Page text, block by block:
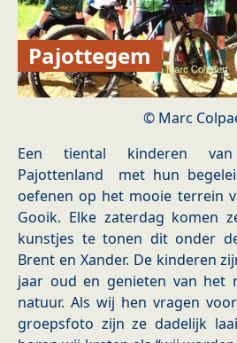
Pajottegem
Marc
Een tiental kinderen
Pajottenland met hun
oefenen op het mooie terrein
Gooik. Elke zaterdag komen
kunstjes te tonen dit onder
Brent en Xander. De kinderen
jaar oud en genieten van het
natuur. Als wij hen vragen
groepsfoto zijn ze dadelijk